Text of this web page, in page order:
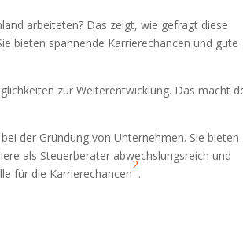
arbeiteten? Das zeigt, wie gefragt diese
bieten spannende Karrierechancen und gute
zur Weiterentwicklung. Das macht
der Gründung von Unternehmen. Sie bieten
als Steuerberater abwechslungsreich und
für die Karrierechancen
2
.